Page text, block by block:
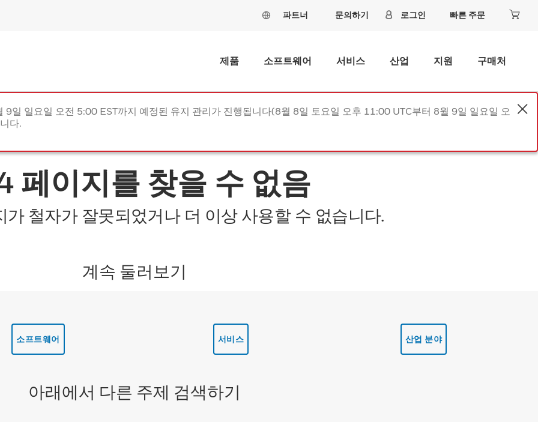
파트너 문의하기 로그인 빠른 주문
제품 소프트웨어 서비스 산업 지원 구매처
일 일요일 오전 5:00 EST까지 예정된 유지 관리가 진행됩니다(8월 8일 토요일 오후 11:00 UTC부터 8월 9일 일요일 오
다.
페이지를 찾을 수 없음
가 철자가 잘못되었거나 더 이상 사용할 수 없습니다.
계속 둘러보기
소프트웨어 서비스 산업 분야
아래에서 다른 주제 검색하기